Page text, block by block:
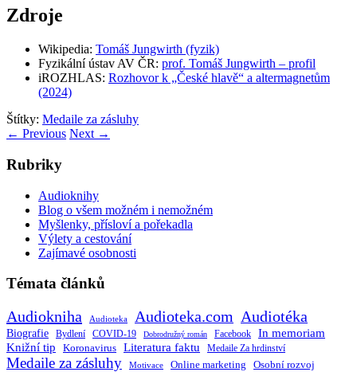
Zdroje
Wikipedia: Tomáš Jungwirth (fyzik)
Fyzikální ústav AV ČR: prof. Tomáš Jungwirth – profil
iROZHLAS: Rozhovor k „České hlavě“ a altermagnetům
(2024)
Štítky: Medaile za zásluhy
← Previous Next →
Rubriky
Audioknihy
Blog o všem možném i nemožném
Myšlenky, přísloví a pořekadla
Výlety a cestování
Zajímavé osobnosti
Témata článků
Audiokniha Audioteka Audioteka.com Audiotéka
Biografie Bydlení COVID-19 Dobrodružný román Facebook In memoriam
Knižní tip Koronavirus Literatura faktu Medaile Za hrdinství
Medaile za zásluhy Motivace Online marketing Osobní rozvoj